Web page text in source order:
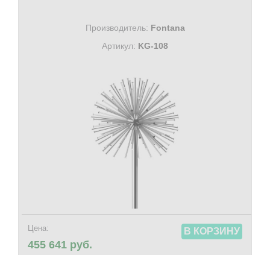
Производитель: Fontana
Артикул: KG-108
Цена:
455 641 руб.
В КОРЗИНУ